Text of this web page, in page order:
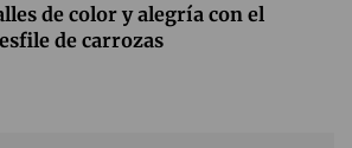
de color y alegría con el
de carrozas